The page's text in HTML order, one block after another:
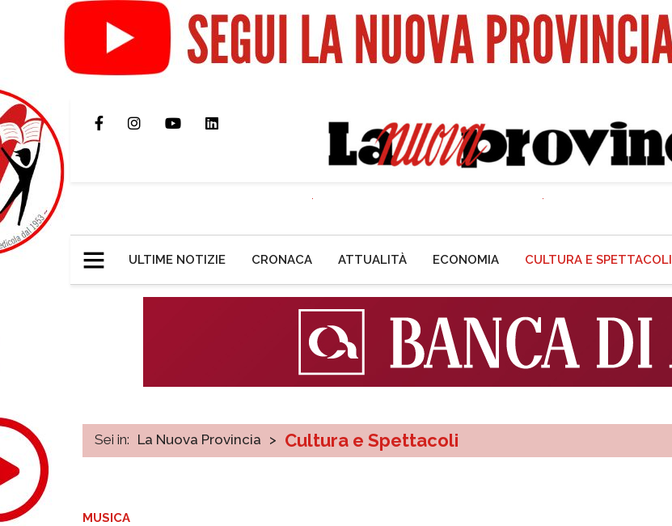
ULTIME NOTIZIE CRONACA ATTUALITÀ ECONOMIA CULTURA E SPETTACOLI
Sei in: La Nuova Provincia > Cultura e Spettacoli
MUSICA